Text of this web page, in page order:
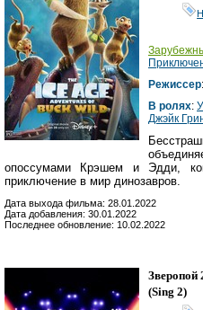
Режиссер:
В ролях:
Джэйк
опоссумами Крэшем и Эдди,
приключение в мир динозавров.
Дата выхода фильма: 28.01.2022
Дата добавления: 30.01.2022
Последнее обновление: 10.02.2022
Зверопой
(Sing 2)